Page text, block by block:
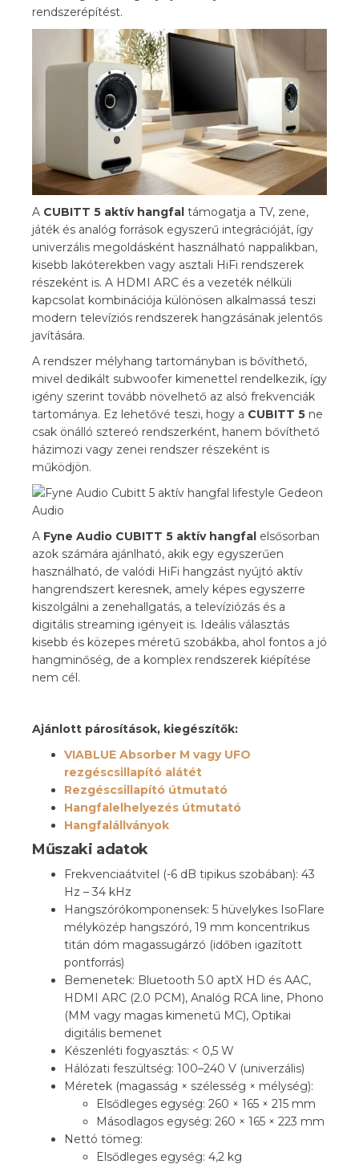
rendszerépítést.
A CUBITT 5 aktív hangfal támogatja a TV, zene,
játék és analóg források egyszerű integrációját, így
univerzális megoldásként használható nappalikban,
kisebb lakóterekben vagy asztali HiFi rendszerek
részeként is. A HDMI ARC és a vezeték nélküli
kapcsolat kombinációja különösen alkalmassá teszi
modern televíziós rendszerek hangzásának jelentős
javítására.
A rendszer mélyhang tartományban is bővíthető,
mivel dedikált subwoofer kimenettel rendelkezik, így
igény szerint tovább növelhető az alsó frekvenciák
tartománya. Ez lehetővé teszi, hogy a CUBITT 5 ne
csak önálló sztereó rendszerként, hanem bővíthető
házimozi vagy zenei rendszer részeként is
működjön.
A Fyne Audio CUBITT 5 aktív hangfal elsősorban
azok számára ajánlható, akik egy egyszerűen
használható, de valódi HiFi hangzást nyújtó aktív
hangrendszert keresnek, amely képes egyszerre
kiszolgálni a zenehallgatás, a televíziózás és a
digitális streaming igényeit is. Ideális választás
kisebb és közepes méretű szobákba, ahol fontos a jó
hangminőség, de a komplex rendszerek kiépítése
nem cél.
Ajánlott párosítások, kiegészítők:
VIABLUE Absorber M vagy UFO
rezgéscsillapító alátét
Rezgéscsillapító útmutató
Hangfalelhelyezés útmutató
Hangfalállványok
Műszaki adatok
Frekvenciaátvitel (-6 dB tipikus szobában): 43
Hz – 34 kHz
Hangszórókomponensek: 5 hüvelykes IsoFlare
mélyközép hangszóró, 19 mm koncentrikus
titán dóm magassugárzó (időben igazított
pontforrás)
Bemenetek: Bluetooth 5.0 aptX HD és AAC,
HDMI ARC (2.0 PCM), Analóg RCA line, Phono
(MM vagy magas kimenetű MC), Optikai
digitális bemenet
Készenléti fogyasztás: < 0,5 W
Hálózati feszültség: 100–240 V (univerzális)
Méretek (magasság × szélesség × mélység):
Elsődleges egység: 260 × 165 × 215 mm
Másodlagos egység: 260 × 165 × 223 mm
Nettó tömeg:
Elsődleges egység: 4,2 kg